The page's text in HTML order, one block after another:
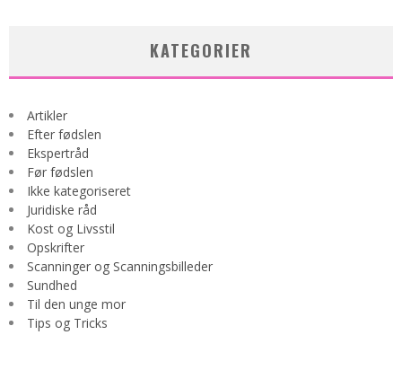
KATEGORIER
Artikler
Efter fødslen
Ekspertråd
Før fødslen
Ikke kategoriseret
Juridiske råd
Kost og Livsstil
Opskrifter
Scanninger og Scanningsbilleder
Sundhed
Til den unge mor
Tips og Tricks